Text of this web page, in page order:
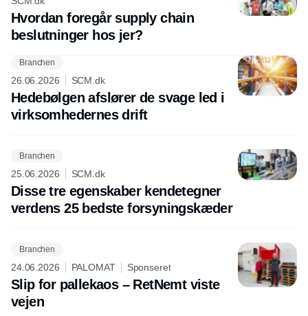
Hvordan foregår supply chain
beslutninger hos jer?
Branchen
26.06.2026 SCM.dk
Hedebølgen afslører de svage led i
virksomhedernes drift
Branchen
25.06.2026 SCM.dk
Disse tre egenskaber kendetegner
verdens 25 bedste forsyningskæder
Branchen
24.06.2026 PALOMAT Sponseret
Slip for pallekaos – RetNemt viste
vejen